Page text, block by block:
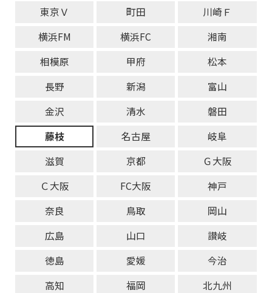
東京Ｖ
町田
川崎Ｆ
横浜FM
横浜FC
湘南
相模原
甲府
松本
長野
新潟
富山
金沢
清水
磐田
藤枝
名古屋
岐阜
滋賀
京都
Ｇ大阪
Ｃ大阪
FC大阪
神戸
奈良
鳥取
岡山
広島
山口
讃岐
徳島
愛媛
今治
高知
福岡
北九州